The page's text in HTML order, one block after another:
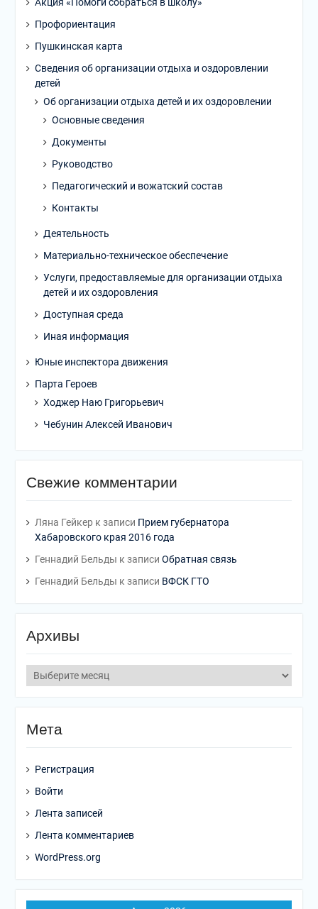
Профориентация
Пушкинская карта
Сведения об организации отдыха и оздоровлении
детей
Об организации отдыха детей и их оздоровлении
Основные сведения
Документы
Руководство
Педагогический и вожатский состав
Контакты
Деятельность
Материально-техническое обеспечение
Услуги, предоставляемые для организации отдыха
детей и их оздоровления
Доступная среда
Иная информация
Юные инспектора движения
Парта Героев
Ходжер Наю Григорьевич
Чебунин Алексей Иванович
Свежие комментарии
Ляна Гейкер к записи Прием губернатора
Хабаровского края 2016 года
Геннадий Бельды к записи Обратная связь
Геннадий Бельды к записи ВФСК ГТО
Архивы
Мета
Регистрация
Войти
Лента записей
Лента комментариев
WordPress.org